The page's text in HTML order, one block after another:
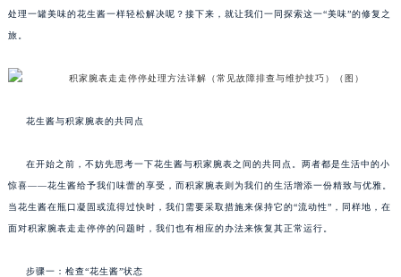
处理一罐美味的花生酱一样轻松解决呢？接下来，就让我们一同探索这一“美味”的修复之
旅。
花生酱与积家腕表的共同点
在开始之前，不妨先思考一下花生酱与积家腕表之间的共同点。两者都是生活中的小
惊喜——花生酱给予我们味蕾的享受，而积家腕表则为我们的生活增添一份精致与优雅。
当花生酱在瓶口凝固或流得过快时，我们需要采取措施来保持它的“流动性”，同样地，在
面对积家腕表走走停停的问题时，我们也有相应的办法来恢复其正常运行。
步骤一：检查“花生酱”状态